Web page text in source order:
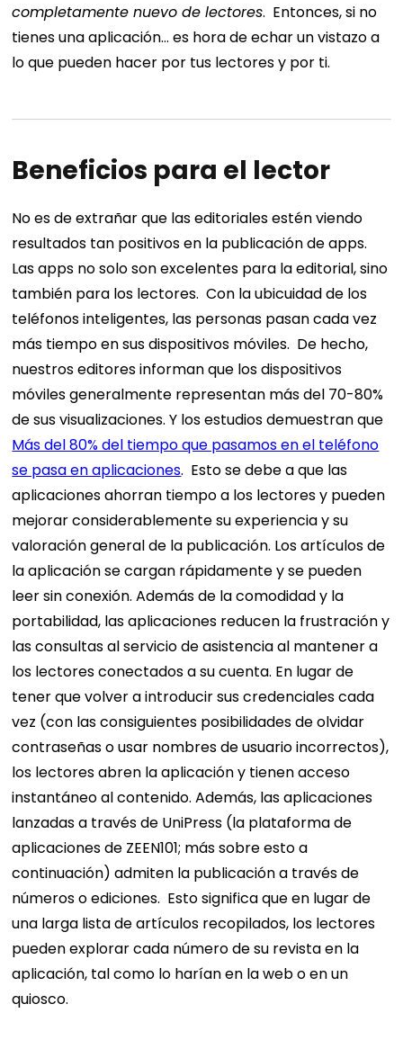
completamente nuevo de lectores. Entonces, si no
tienes una aplicación… es hora de echar un vistazo a
lo que pueden hacer por tus lectores y por ti.
Beneficios para el lector
No es de extrañar que las editoriales estén viendo
resultados tan positivos en la publicación de apps.
Las apps no solo son excelentes para la editorial, sino
también para los lectores. Con la ubicuidad de los
teléfonos inteligentes, las personas pasan cada vez
más tiempo en sus dispositivos móviles. De hecho,
nuestros editores informan que los dispositivos
móviles generalmente representan más del 70-80%
de sus visualizaciones. Y los estudios demuestran que
Más del 80% del tiempo que pasamos en el teléfono
se pasa en aplicaciones. Esto se debe a que las
aplicaciones ahorran tiempo a los lectores y pueden
mejorar considerablemente su experiencia y su
valoración general de la publicación. Los artículos de
la aplicación se cargan rápidamente y se pueden
leer sin conexión. Además de la comodidad y la
portabilidad, las aplicaciones reducen la frustración y
las consultas al servicio de asistencia al mantener a
los lectores conectados a su cuenta. En lugar de
tener que volver a introducir sus credenciales cada
vez (con las consiguientes posibilidades de olvidar
contraseñas o usar nombres de usuario incorrectos),
los lectores abren la aplicación y tienen acceso
instantáneo al contenido. Además, las aplicaciones
lanzadas a través de UniPress (la plataforma de
aplicaciones de ZEEN101; más sobre esto a
continuación) admiten la publicación a través de
números o ediciones. Esto significa que en lugar de
una larga lista de artículos recopilados, los lectores
pueden explorar cada número de su revista en la
aplicación, tal como lo harían en la web o en un
quiosco.